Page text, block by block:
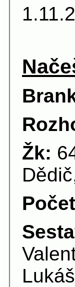
Žk: